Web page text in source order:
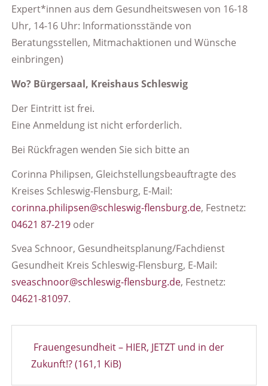
Expert*innen aus dem Gesundheitswesen von 16-18
Uhr, 14-16 Uhr: Informationsstände von
Beratungsstellen, Mitmachaktionen und Wünsche
einbringen)
Wo? Bürgersaal, Kreishaus Schleswig
Der Eintritt ist frei.
Eine Anmeldung ist nicht erforderlich.
Bei Rückfragen wenden Sie sich bitte an
Corinna Philipsen, Gleichstellungsbeauftragte des
Kreises Schleswig-Flensburg, E-Mail:
corinna.philipsen@schleswig-flensburg.de, Festnetz:
04621 87-219oder
Svea Schnoor, Gesundheitsplanung/Fachdienst
Gesundheit Kreis Schleswig-Flensburg, E-Mail:
sveaschnoor@schleswig-flensburg.de, Festnetz:
04621-81097.
Frauengesundheit – HIER, JETZT und in der
Zukunft!?(161,1 KiB)